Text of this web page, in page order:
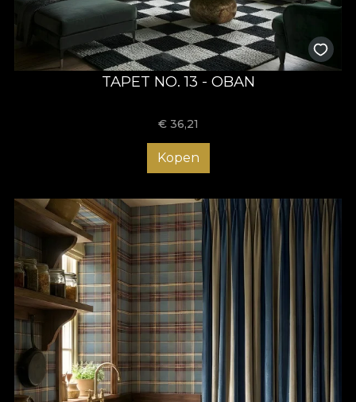
TAPET NO. 13 - OBAN
€ 36,21
Kopen